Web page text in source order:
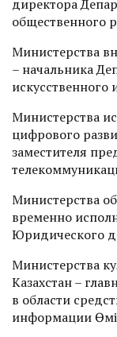
директора
общественного
Министерства
– начальника
искусственного
Министерства
цифрового
заместителя
Министерства
временно
Юридического
Министерства
Казахстан –
в области
информации